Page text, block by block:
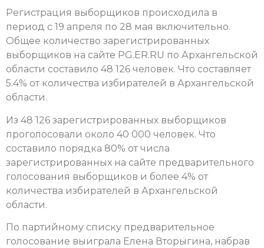
Регистрация выборщиков происходила в
период с 19 апреля по 28 мая включительно.
Общее количество зарегистрированных
выборщиков на сайте PG.ER.RU по Архангельской
области составило 48 126 человек. Что составляет
5.4% от количества избирателей в Архангельской
области.
Из 48 126 зарегистрированных выборщиков
проголосовали около 40 000 человек. Что
составило порядка 80% от числа
зарегистрированных на сайте предварительного
голосования выборщиков и более 4% от
количества избирателей в Архангельской
области.
По партийному списку предварительное
голосование выиграла Елена Вторыгина, набрав